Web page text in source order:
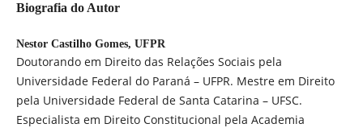
Biografia do Autor
Nestor Castilho Gomes, UFPR
Doutorando em Direito das Relações Sociais pela
Universidade Federal do Paraná – UFPR. Mestre em Direito
pela Universidade Federal de Santa Catarina – UFSC.
Especialista em Direito Constitucional pela Academia